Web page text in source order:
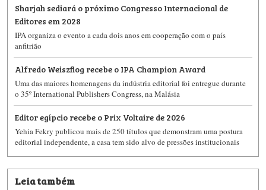
Sharjah sediará o próximo Congresso Internacional de
Editores em 2028
IPA organiza o evento a cada dois anos em cooperação com o país
anfitrião
Alfredo Weiszflog recebe o IPA Champion Award
Uma das maiores homenagens da indústria editorial foi entregue durante
o 35º International Publishers Congress, na Malásia
Editor egípcio recebe o Prix Voltaire de 2026
Yehia Fekry publicou mais de 250 títulos que demonstram uma postura
editorial independente, a casa tem sido alvo de pressões institucionais
Leia também